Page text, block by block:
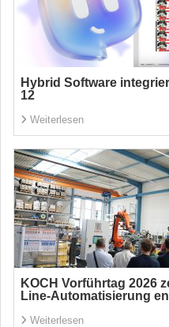
Hybrid Software
12
Weiterlesen
KOCH Vorführtag 2026
Line-Automatisierung
Weiterlesen